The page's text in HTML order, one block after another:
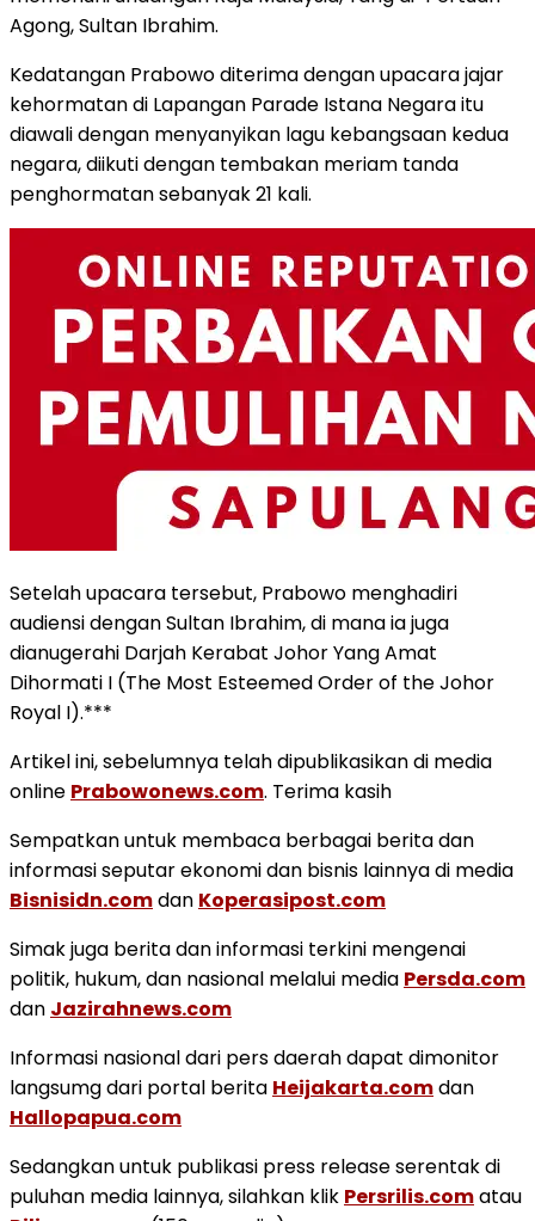
Agong, Sultan Ibrahim.
Kedatangan Prabowo diterima dengan upacara jajar
kehormatan di Lapangan Parade Istana Negara itu
diawali dengan menyanyikan lagu kebangsaan kedua
negara, diikuti dengan tembakan meriam tanda
penghormatan sebanyak 21 kali.
Setelah upacara tersebut, Prabowo menghadiri
audiensi dengan Sultan Ibrahim, di mana ia juga
dianugerahi Darjah Kerabat Johor Yang Amat
Dihormati I (The Most Esteemed Order of the Johor
Royal I).***
Artikel ini, sebelumnya telah dipublikasikan di media
online Prabowonews.com. Terima kasih
Sempatkan untuk membaca berbagai berita dan
informasi seputar ekonomi dan bisnis lainnya di media
Bisnisidn.comdan Koperasipost.com
Simak juga berita dan informasi terkini mengenai
politik, hukum, dan nasional melalui media Persda.com
dan Jazirahnews.com
Informasi nasional dari pers daerah dapat dimonitor
langsumg dari portal berita Heijakarta.comdan
Hallopapua.com
Sedangkan untuk publikasi press release serentak di
puluhan media lainnya, silahkan klik Persrilis.comatau